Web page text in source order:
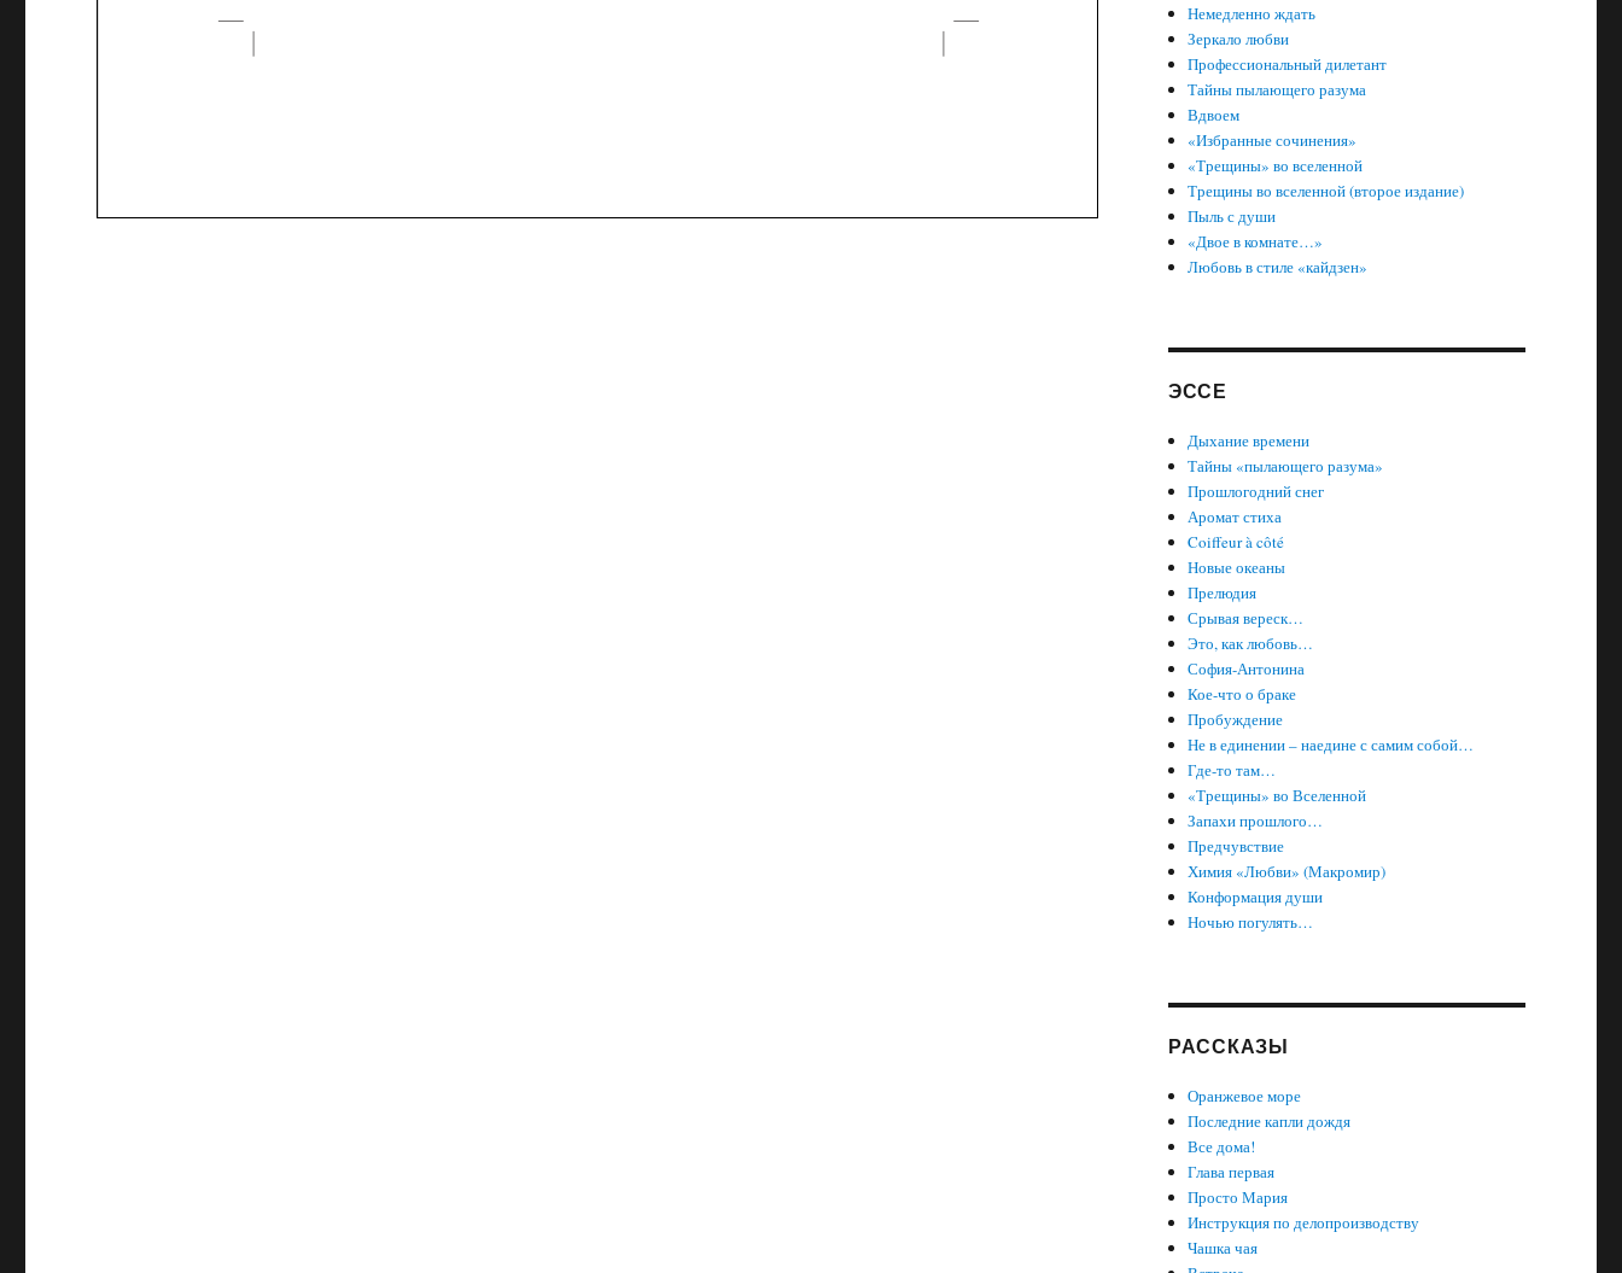
Немедленно ждать
Зеркало любви
Профессиональный дилетант
Тайны пылающего разума
Вдвоем
«Избранные сочинения»
«Трещины» во вселенной
Трещины во вселенной (второе издание)
Пыль с души
«Двое в комнате…»
Любовь в стиле «кайдзен»
ЭССЕ
Дыхание времени
Тайны «пылающего разума»
Прошлогодний снег
Аромат стиха
Coiffeur à côté
Новые океаны
Прелюдия
Срывая вереск…
Это, как любовь…
София-Антонина
Кое-что о браке
Пробуждение
Не в единении – наедине с самим собой…
Где-то там…
«Трещины» во Вселенной
Запахи прошлого…
Предчувствие
Химия «Любви» (Макромир)
Конформация души
Ночью погулять…
РАССКАЗЫ
Оранжевое море
Последние капли дождя
Все дома!
Глава первая
Просто Мария
Инструкция по делопроизводству
Чашка чая